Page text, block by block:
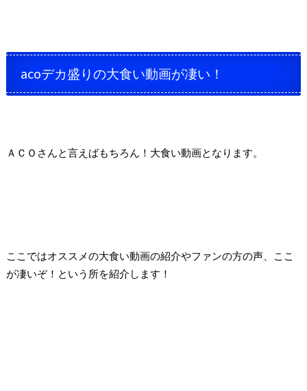
acoデカ盛りの大食い動画が凄い！
ＡＣＯさんと言えばもちろん！大食い動画となります。
ここではオススメの大食い動画の紹介やファンの方の声、ここ
が凄いぞ！という所を紹介します！